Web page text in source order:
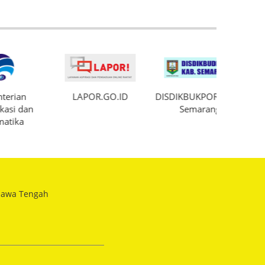
LAPOR.GO.ID
DISDIKBUKPORA Kab.
Semarang
Tengah